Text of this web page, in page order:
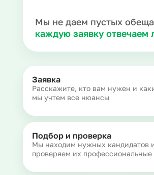
Мы не даем пустых
каждую заявку отвечаем
Заявка
Расскажите, кто вам нужен и
мы учтем все нюансы
Подбор и проверка
Мы находим нужных кандидатов
проверяем их